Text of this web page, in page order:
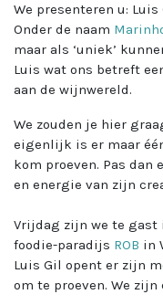
We presenteren u: Luis
Onder de naam
maar als ‘uniek’
Luis wat ons betreft
aan de wijnwereld.
We zouden je hier
eigenlijk is er maar
kom proeven. Pas dan
en energie van zijn
Vrijdag zijn we te
foodie-paradijs ROB in
Luis Gil opent er zijn
om te proeven. We zijn